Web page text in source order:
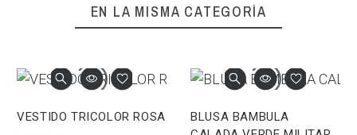
EN LA MISMA CATEGORÍA
VESTIDO TRICOLOR ROSA
BLUSA BAMBULA